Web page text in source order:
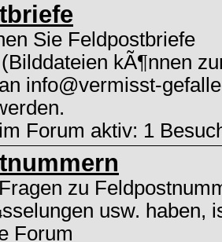
Sie Feldpostbriefe
kÃ¶nnen
info@vermisst-
Forum aktiv: 1
zu
usw. haben,
Forum